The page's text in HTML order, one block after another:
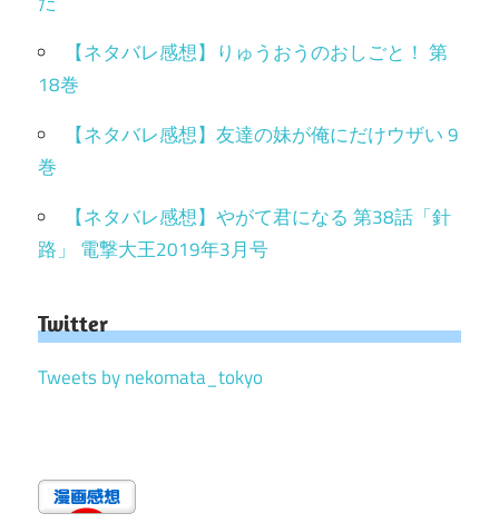
【ネタバレ感想】りゅうおうのおしごと！ 第
18巻
【ネタバレ感想】友達の妹が俺にだけウザい 9
巻
【ネタバレ感想】やがて君になる 第38話「針
路」 電撃大王2019年3月号
Twitter
Tweets by nekomata_tokyo